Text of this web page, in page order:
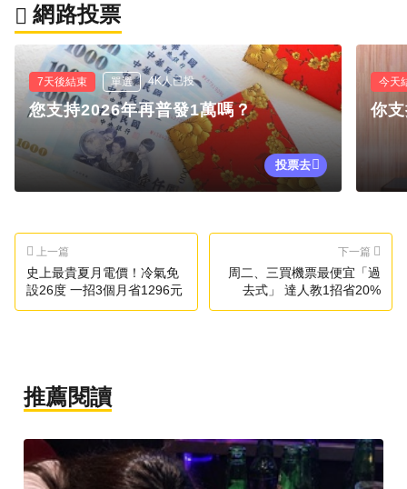
網路投票
7天後結束 單選 4K人已投
您支持2026年再普發1萬嗎？
投票去
今天
你
上一篇
史上最貴夏月電價！冷氣免
設26度 一招3個月省1296元
下一篇
周二、三買機票最便宜「過
去式」 達人教1招省20%
推薦閱讀